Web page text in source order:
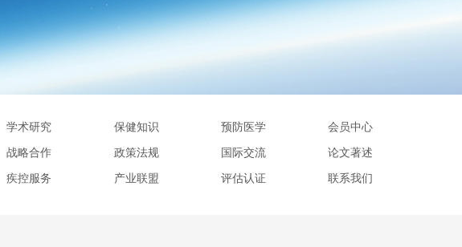
学术研究 保健知识 预防医学 会员中心
战略合作 政策法规 国际交流 论文著述
疾控服务 产业联盟 评估认证 联系我们